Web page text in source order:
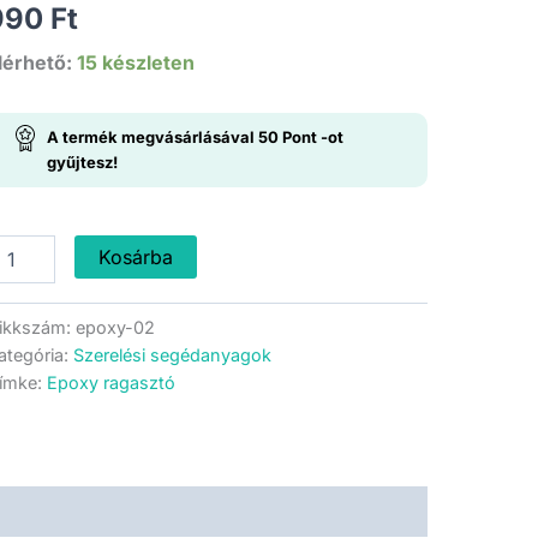
Ft
15 készleten
A termék megvásárlásával 50Pont-ot
gyűjtesz!
Kosárba
epoxy-02
Szerelési segédanyagok
Epoxy ragasztó